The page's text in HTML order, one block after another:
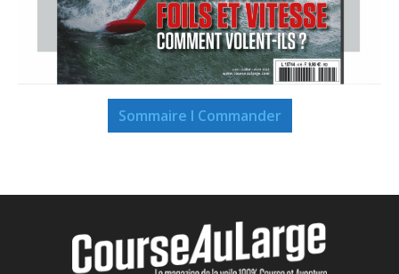
Sommaire I Commander